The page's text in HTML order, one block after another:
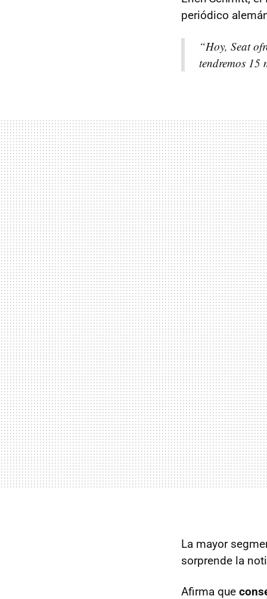
periódico
“Hoy, Seat
tendremos 15
La mayor
sorprende la
Afirma que